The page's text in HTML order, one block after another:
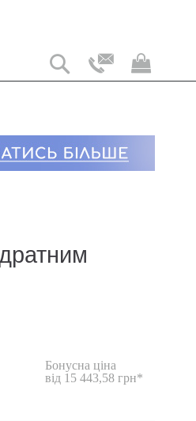
Мій
Бонусна ціна
від 15 443,58 грн*